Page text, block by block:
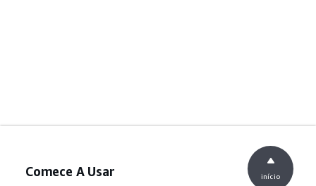
Comece A Usar início